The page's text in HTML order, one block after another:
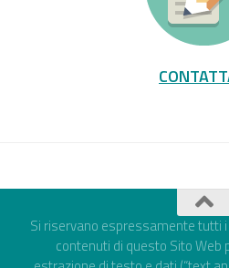
Si riservano espressamente tutti
contenuti di questo Sito Web